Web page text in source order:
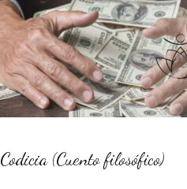
Codicia (Cuento filosófico)